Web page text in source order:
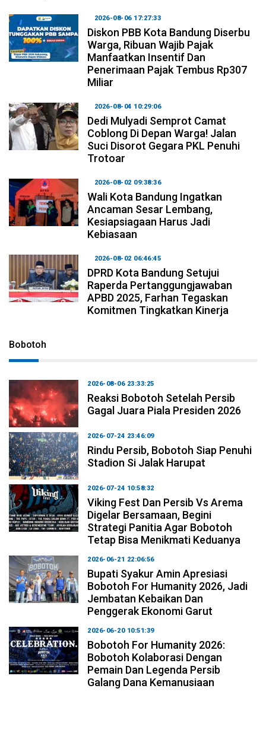
2026-08-06 17:27:33
Diskon PBB Kota Bandung Diserbu
Warga, Ribuan Wajib Pajak
Manfaatkan Insentif Dan
Penerimaan Pajak Tembus Rp307
Miliar
2026-08-04 10:29:06
Dedi Mulyadi Semprot Camat
Coblong Di Depan Warga! Jalan
Suci Disorot Gegara PKL Penuhi
Trotoar
2026-08-02 09:38:36
Wali Kota Bandung Ingatkan
Ancaman Sesar Lembang,
Kesiapsiagaan Harus Jadi
Kebiasaan
2026-08-02 06:46:45
DPRD Kota Bandung Setujui
Raperda Pertanggungjawaban
APBD 2025, Farhan Tegaskan
Komitmen Tingkatkan Kinerja
Bobotoh
2026-08-06 23:33:25
Reaksi Bobotoh Setelah Persib
Gagal Juara Piala Presiden 2026
2026-07-24 23:46:09
Rindu Persib, Bobotoh Siap Penuhi
Stadion Si Jalak Harupat
2026-07-24 10:58:32
Viking Fest Dan Persib Vs Arema
Digelar Bersamaan, Begini
Strategi Panitia Agar Bobotoh
Tetap Bisa Menikmati Keduanya
2026-06-21 22:06:56
Bupati Syakur Amin Apresiasi
Bobotoh For Humanity 2026, Jadi
Jembatan Kebaikan Dan
Penggerak Ekonomi Garut
2026-06-20 10:51:39
Bobotoh For Humanity 2026:
Bobotoh Kolaborasi Dengan
Pemain Dan Legenda Persib
Galang Dana Kemanusiaan